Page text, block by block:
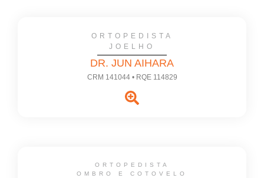
ORTOPEDISTA
OMBRO E COTOVELO
ORTOPEDISTA
JOELHO
DR. JUN AIHARA
CRM 141044 • RQE 114829